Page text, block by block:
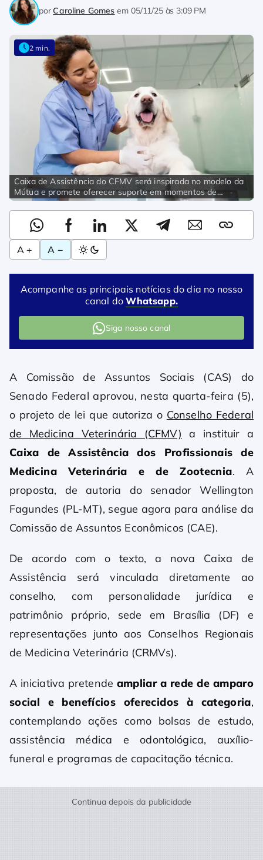
porCaroline Gomes em 05/11/25 às 3:09 PM
Caixa de Assistência do CFMV será inspirada no modelo da
Mútua e promete oferecer suporte em momentos de
dificuldade | Foto: Freepik
2 min.
A + A −
Acompanhe as principais notícias do dia no nosso
canal doWhatsapp.
Siga nosso canal
A Comissão de Assuntos Sociais (CAS) do
Senado Federal aprovou, nesta quarta-feira (5),
o projeto de lei que autoriza o Conselho Federal
de Medicina Veterinária (CFMV) a instituir a
Caixa de Assistência dos Profissionais de
Medicina Veterinária e de Zootecnia. A
proposta, de autoria do senador Wellington
Fagundes (PL-MT), segue agora para análise da
Comissão de Assuntos Econômicos (CAE).
De acordo com o texto, a nova Caixa de
Assistência será vinculada diretamente ao
conselho, com personalidade jurídica e
patrimônio próprio, sede em Brasília (DF) e
representações junto aos Conselhos Regionais
de Medicina Veterinária (CRMVs).
A iniciativa pretende ampliar a rede de amparo
social e benefícios oferecidos à categoria,
contemplando ações como bolsas de estudo,
assistência médica e odontológica, auxílio-
funeral e programas de capacitação técnica.
Continua depois da publicidade